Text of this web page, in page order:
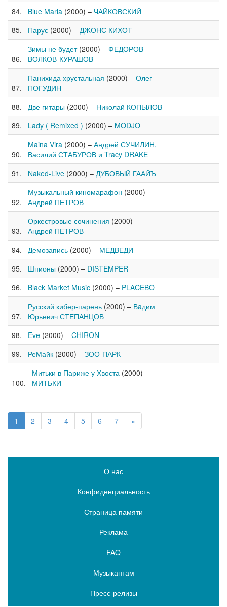
Blue Maria (2000) – ЧАЙКОВСКИЙ
Парус (2000) – ДЖОНС КИХОТ
Зимы не будет(2000) – ФЕДОРОВ-
ВОЛКОВ-КУРАШОВ
Панихида хрустальная (2000) – Олег
ПОГУДИН
Две гитары (2000) – Николай КОПЫЛОВ
Lady ( Remixed ) (2000) – MODJO
Maina Vira (2000) – Андрей СУЧИЛИН,
Василий СТАБУРОВ и Tracy DRAKE
Naked-Live (2000) – ДУБОВЫЙ ГААЙЪ
Музыкальный киномарафон (2000) –
Андрей ПЕТРОВ
Оркестровые сочинения (2000) –
Андрей ПЕТРОВ
Демозапись (2000) – МЕДВЕДИ
Шпионы (2000) – DISTEMPER
Black Market Music (2000) – PLACEBO
Русский кибер-парень (2000) – Вaдим
Юрьевич СТЕПАНЦОВ
Eve (2000) – CHIRON
РеМайк (2000) – ЗОО-ПАРК
Митьки в Париже у Хвоста (2000) –
МИТЬКИ
1 2 3 4 5 6 7 »
О нас
Конфиденциальность
Страница памяти
Реклама
FAQ
Музыкантам
Пресс-релизы